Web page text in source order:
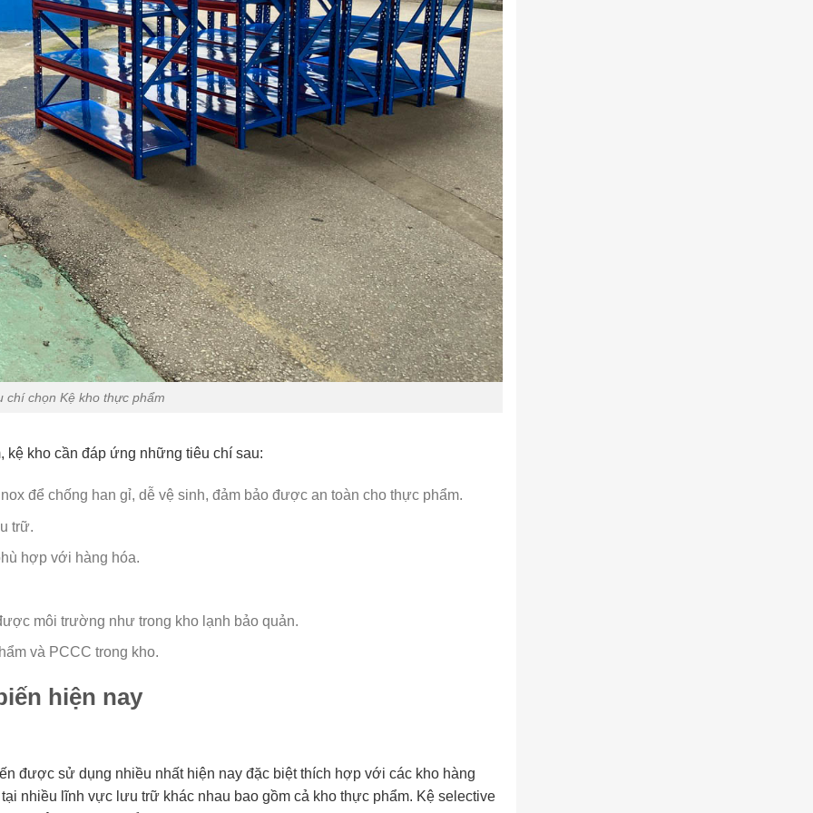
chí chọn Kệ kho thực phẩm
kho cần đáp ứng những tiêu chí sau:
để chống han gỉ, dễ vệ sinh, đảm bảo được an toàn cho thực phẩm.
trữ.
hợp với hàng hóa.
môi trường như trong kho lạnh bảo quản.
và PCCC trong kho.
hiện nay
được sử dụng nhiều nhất hiện nay đặc biệt thích hợp với các kho hàng
nhiều lĩnh vực lưu trữ khác nhau bao gồm cả kho thực phẩm. Kệ selective